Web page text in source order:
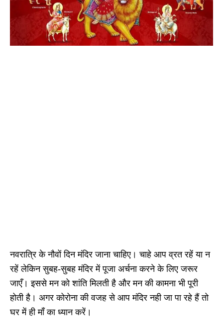
नवरात्रि के नौवों दिन मंदिर जाना चाहिए। चाहे आप व्रत रहें या न
रहें लेकिन सुबह-सुबह मंदिर में पूजा अर्चना करने के लिए जरूर
जाएँ। इससे मन को शांति मिलती है और मन की कामना भी पूरी
होती है। अगर कोरोना की वजह से आप मंदिर नही जा पा रहे हैं तो
घर में ही माँ का ध्यान करें।